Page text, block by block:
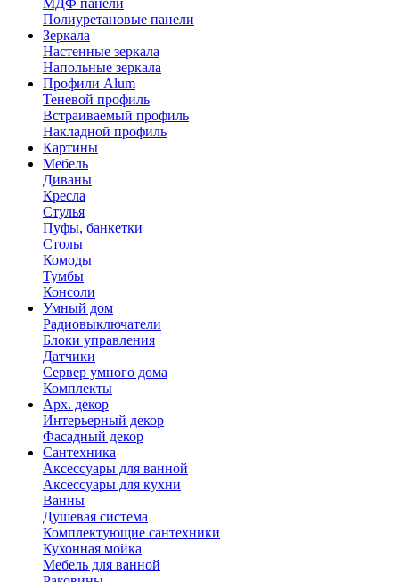
МДФ панели
Полиуретановые панели
Зеркала
Настенные зеркала
Напольные зеркала
Профили Alum
Теневой профиль
Встраиваемый профиль
Накладной профиль
Картины
Мебель
Диваны
Кресла
Стулья
Пуфы, банкетки
Столы
Комоды
Тумбы
Консоли
Умный дом
Радиовыключатели
Блоки управления
Датчики
Сервер умного дома
Комплекты
Арх. декор
Интерьерный декор
Фасадный декор
Сантехника
Аксессуары для ванной
Аксессуары для кухни
Ванны
Душевая система
Комплектующие сантехники
Кухонная мойка
Мебель для ванной